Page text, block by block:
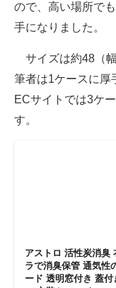
ので、高い場所で
手になりました。
サイズは約48（幅
筆者は1ケースに厚
ECサイトでは3ケ
す。
アストロ 活性炭消臭
ラで消臭保管 通気性
ード 透明窓付き 蓋